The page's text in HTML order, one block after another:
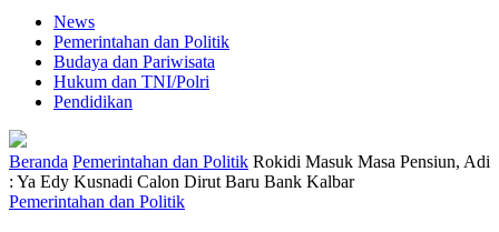
News
Pemerintahan dan Politik
Budaya dan Pariwisata
Hukum dan TNI/Polri
Pendidikan
Beranda Pemerintahan dan Politik Rokidi Masuk Masa Pensiun, Adi
: Ya Edy Kusnadi Calon Dirut Baru Bank Kalbar
Pemerintahan dan Politik